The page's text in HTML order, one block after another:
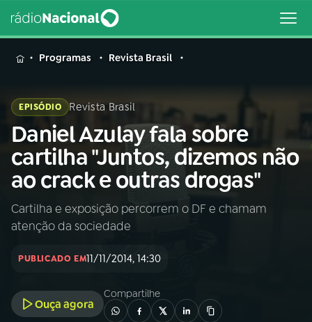
MENU
Buscar
na
Rádio
Nacional
Buscar
AO VIVO
INÍCIO
A RÁDIO
Programas Revista Brasil
EPISÓDIO Revista Brasil
Daniel Azulay fala sobre
cartilha "Juntos, dizemos não
ao crack e outras drogas"
Cartilha e exposição percorrem o DF e chamam
atenção da sociedade
PUBLICADO EM11/11/2014, 14:30
Ouça agora
Compartilhe